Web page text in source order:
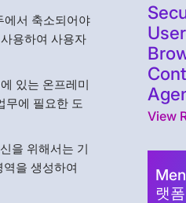
에서 축소되어야
용하여 사용자
있는 온프레미
무에 필요한 도
을 위해서는 기
을 생성하여
View
랫